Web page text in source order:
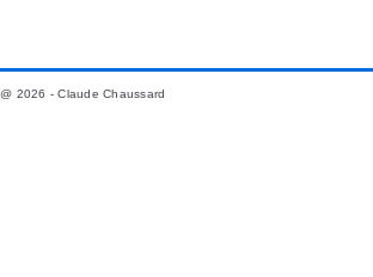
@ 2026 - Claude Chaussard